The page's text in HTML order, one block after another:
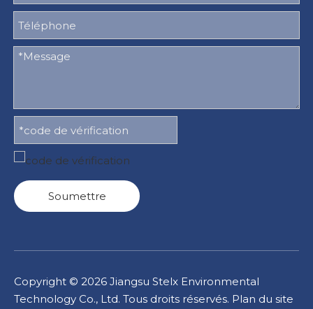
Soumettre
Copyright © 2026 Jiangsu Stelx Environmental
Technology Co., Ltd. Tous droits réservés. Plan du site